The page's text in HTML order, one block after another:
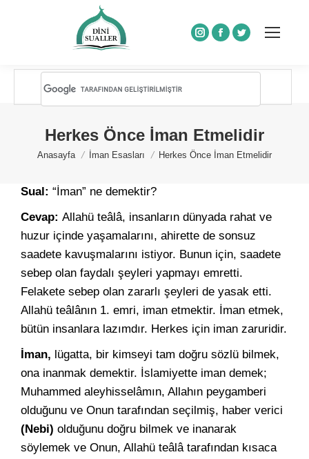
Instagram
Facebook
Twitter
Herkes Önce İman Etmelidir
You are here:
Anasayfa İman Esasları Herkes Önce İman Etmelidir
Sual: “İman” ne demektir?
Cevap: Allahü teâlâ, insanların dünyada rahat ve
huzur içinde yaşamalarını, ahirette de sonsuz
saadete kavuşmalarını istiyor. Bunun için, saadete
sebep olan faydalı şeyleri yapmayı emretti.
Felakete sebep olan zararlı şeyleri de yasak etti.
Allahü teâlânın 1. emri, iman etmektir. İman etmek,
bütün insanlara lazımdır. Herkes için iman zaruridir.
İman, lügatta, bir kimseyi tam doğru sözlü bilmek,
ona inanmak demektir. İslamiyette iman demek;
Muhammed aleyhisselâmın, Allahın peygamberi
olduğunu ve Onun tarafından seçilmiş, haber verici
(Nebi) olduğunu doğru bilmek ve inanarak
söylemek ve Onun, Allahü teâlâ tarafından kısaca